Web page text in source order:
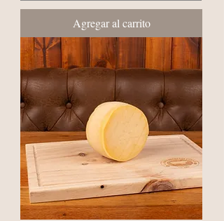
Agregar al carrito